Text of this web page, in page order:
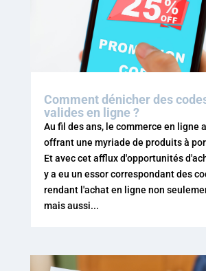
Comment dénicher des
valides en ligne ?
Au fil des ans, le commerce en ligne
offrant une myriade de produits à
Et avec cet afflux d'opportunités
y a eu un essor correspondant des
rendant l'achat en ligne non
mais aussi...